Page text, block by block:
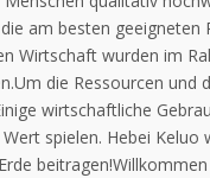
am besten
Wirtschaft wurden im
die Ressourcen
wirtschaftliche
spielen. Hebei